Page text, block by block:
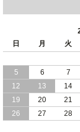
薄型 ヘ
2024/12/17
便利な
き 大容
開き 日
2024/11/07
便利な
き 大容
本製 ベ
日
月 火
5
6 7
12
13 14
19
20 21
26
27 28